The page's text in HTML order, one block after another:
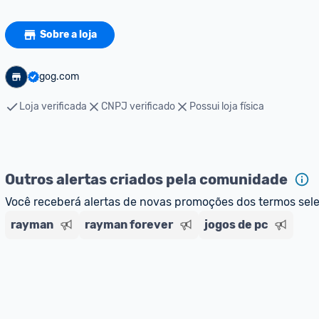
Sobre a loja
gog.com
Loja verificada CNPJ verificado Possui loja física
Outros alertas criados pela comunidade
Você receberá alertas de novas promoções dos termos
rayman
rayman forever jogos de pc